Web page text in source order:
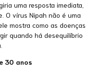
uma resposta imediata,
O vírus Nipah não é uma
mostra como as doenças
quando há desequilíbrio
30 anos